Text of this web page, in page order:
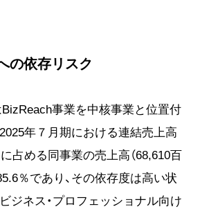
の依存リスク
事業を中核事業と位置付
年７月期における連結売上高
に占める同事業の売上高（68,610百
％であり、その依存度は高い状
ジネス・プロフェッショナル向け